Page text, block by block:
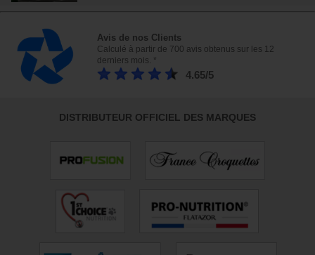
Avis de nos Clients
Calculé à partir de 700 avis obtenus sur les 12
derniers mois. *
4.65/5
DISTRIBUTEUR OFFICIEL DES MARQUES